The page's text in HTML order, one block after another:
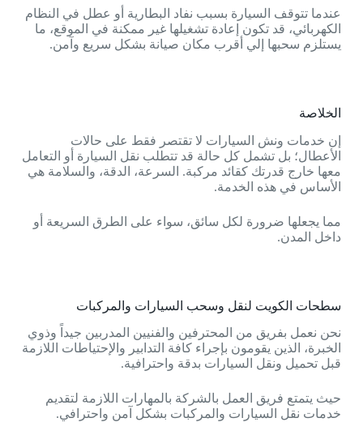
عندما تتوقف السيارة بسبب نفاد البطارية أو عطل في النظام
الكهربائي، قد تكون إعادة تشغيلها غير ممكنة في الموقع، ما
يستلزم سحبها إلي أقرب مكان صيانة بشكل سريع وآمن.
الخلاصة
إن خدمات ونش السيارات لا تقتصر فقط على حالات
الأعطال؛ بل تشمل كل حالة قد تتطلب نقل السيارة أو التعامل
معها خارج قدرتك كقائد مركبة. السرعة، الدقة، والسلامة هي
الأساس في هذه الخدمة.
مما يجعلها ضرورة لكل سائق، سواء على الطرق السريعة أو
داخل المدن.
سطحات الكويت لنقل وسحب السيارات والمركبات
نحن نعمل بفريق من المحترفين والفنيين المدربين جيداً وذوي
الخبرة، الذين يقومون بإجراء كافة التدابير والإحتياطات اللازمة
قبل تحميل ونقل السيارات بدقة واحترافية.
حيث يتمتع فريق العمل بالشركة بالمهارات اللازمة لتقديم
خدمات نقل السيارات والمركبات بشكل آمن واحترافي.